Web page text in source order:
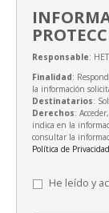
Responsable:
Finalidad:
la información
Destinatarios:
Derechos:
indica en la
consultar la
Política de Privacidad
He leído y